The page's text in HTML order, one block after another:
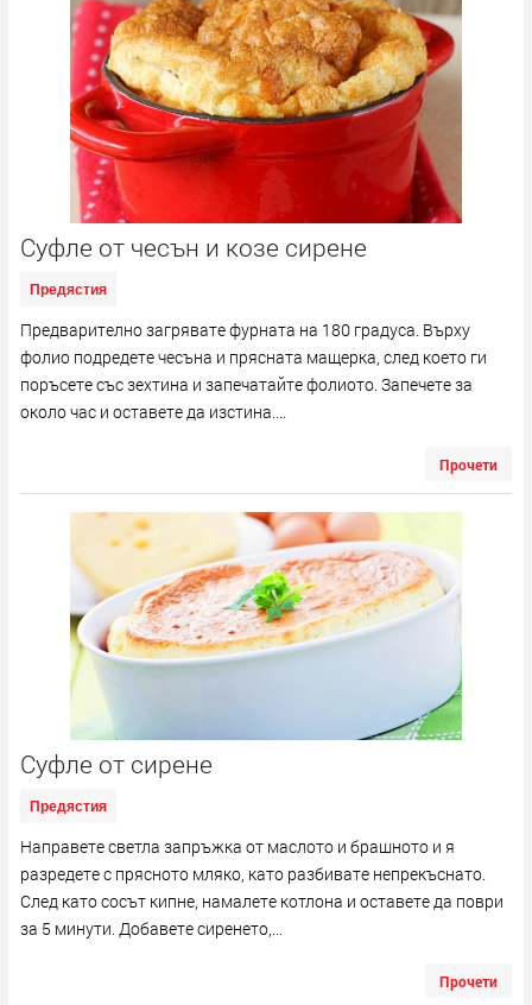
Суфле от чесън и козе сирене
Предястия
Предварително загрявате фурната на 180 градуса. Върху
фолио подредете чесъна и прясната мащерка, след което ги
поръсете със зехтина и запечатайте фолиото. Запечете за
около час и оставете да изстина....
Прочети
Суфле от сирене
Предястия
Направете светла запръжка от маслото и брашното и я
разредете с прясното мляко, като разбивате непрекъснато.
След като сосът кипне, намалете котлона и оставете да поври
за 5 минути. Добавете сиренето,...
Прочети